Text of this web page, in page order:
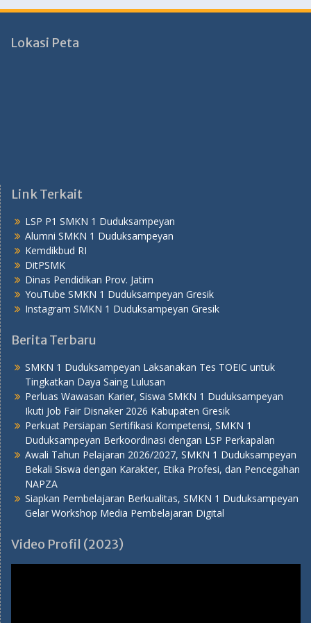
Lokasi Peta
Link Terkait
LSP P1 SMKN 1 Duduksampeyan
Alumni SMKN 1 Duduksampeyan
Kemdikbud RI
DitPSMK
Dinas Pendidikan Prov. Jatim
YouTube SMKN 1 Duduksampeyan Gresik
Instagram SMKN 1 Duduksampeyan Gresik
Berita Terbaru
SMKN 1 Duduksampeyan Laksanakan Tes TOEIC untuk
Tingkatkan Daya Saing Lulusan
Perluas Wawasan Karier, Siswa SMKN 1 Duduksampeyan
Ikuti Job Fair Disnaker 2026 Kabupaten Gresik
Perkuat Persiapan Sertifikasi Kompetensi, SMKN 1
Duduksampeyan Berkoordinasi dengan LSP Perkapalan
Awali Tahun Pelajaran 2026/2027, SMKN 1 Duduksampeyan
Bekali Siswa dengan Karakter, Etika Profesi, dan Pencegahan
NAPZA
Siapkan Pembelajaran Berkualitas, SMKN 1 Duduksampeyan
Gelar Workshop Media Pembelajaran Digital
Video Profil (2023)